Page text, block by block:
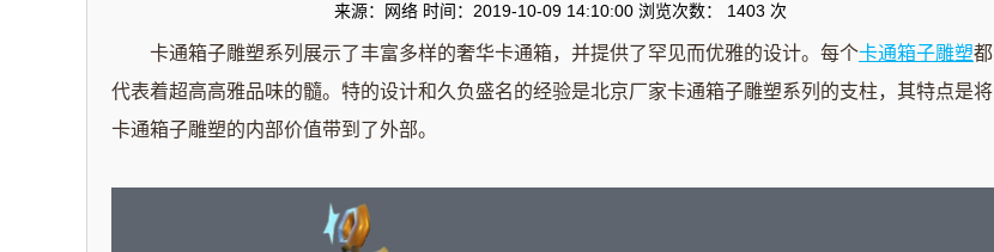
来源：网络 时间：2019-10-09 14:10:00 浏览次数： 1403 次
卡通箱子雕塑系列展示了丰富多样的奢华卡通箱，并提供了罕见而优雅的设计。每个卡通箱子雕塑都
代表着超高高雅品味的髓。特的设计和久负盛名的经验是北京厂家卡通箱子雕塑系列的支柱，其特点是将
卡通箱子雕塑的内部价值带到了外部。